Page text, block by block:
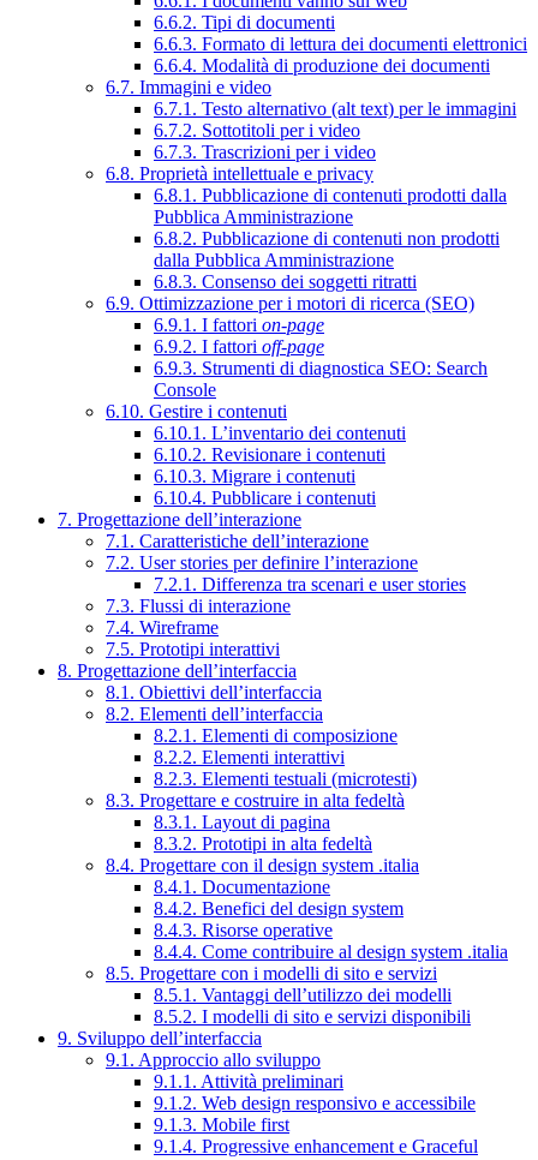
6.6.2. Tipi di documenti
6.6.3. Formato di lettura dei documenti elettronici
6.6.4. Modalità di produzione dei documenti
6.7. Immagini e video
6.7.1. Testo alternativo (alt text) per le immagini
6.7.2. Sottotitoli per i video
6.7.3. Trascrizioni per i video
6.8. Proprietà intellettuale e privacy
6.8.1. Pubblicazione di contenuti prodotti dalla
Pubblica Amministrazione
6.8.2. Pubblicazione di contenuti non prodotti
dalla Pubblica Amministrazione
6.8.3. Consenso dei soggetti ritratti
6.9. Ottimizzazione per i motori di ricerca (SEO)
6.9.1. I fattori on-page
6.9.2. I fattori off-page
6.9.3. Strumenti di diagnostica SEO: Search
Console
6.10. Gestire i contenuti
6.10.1. L’inventario dei contenuti
6.10.2. Revisionare i contenuti
6.10.3. Migrare i contenuti
6.10.4. Pubblicare i contenuti
7. Progettazione dell’interazione
7.1. Caratteristiche dell’interazione
7.2. User stories per definire l’interazione
7.2.1. Differenza tra scenari e user stories
7.3. Flussi di interazione
7.4. Wireframe
7.5. Prototipi interattivi
8. Progettazione dell’interfaccia
8.1. Obiettivi dell’interfaccia
8.2. Elementi dell’interfaccia
8.2.1. Elementi di composizione
8.2.2. Elementi interattivi
8.2.3. Elementi testuali (microtesti)
8.3. Progettare e costruire in alta fedeltà
8.3.1. Layout di pagina
8.3.2. Prototipi in alta fedeltà
8.4. Progettare con il design system .italia
8.4.1. Documentazione
8.4.2. Benefici del design system
8.4.3. Risorse operative
8.4.4. Come contribuire al design system .italia
8.5. Progettare con i modelli di sito e servizi
8.5.1. Vantaggi dell’utilizzo dei modelli
8.5.2. I modelli di sito e servizi disponibili
9. Sviluppo dell’interfaccia
9.1. Approccio allo sviluppo
9.1.1. Attività preliminari
9.1.2. Web design responsivo e accessibile
9.1.3. Mobile first
9.1.4. Progressive enhancement e Graceful